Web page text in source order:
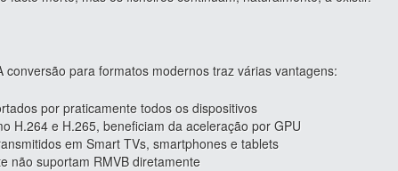
para formatos modernos traz várias vantagens:
por praticamente todos os dispositivos
H.264 e H.265, beneficiam da aceleração por GPU
em Smart TVs, smartphones e tablets
não suportam RMVB diretamente